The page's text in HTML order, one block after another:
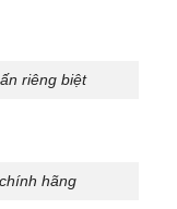
riêng biệt
hãng